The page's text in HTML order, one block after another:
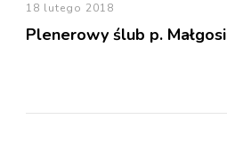
18 lutego 2018
Plenerowy ślub p. Małgosi